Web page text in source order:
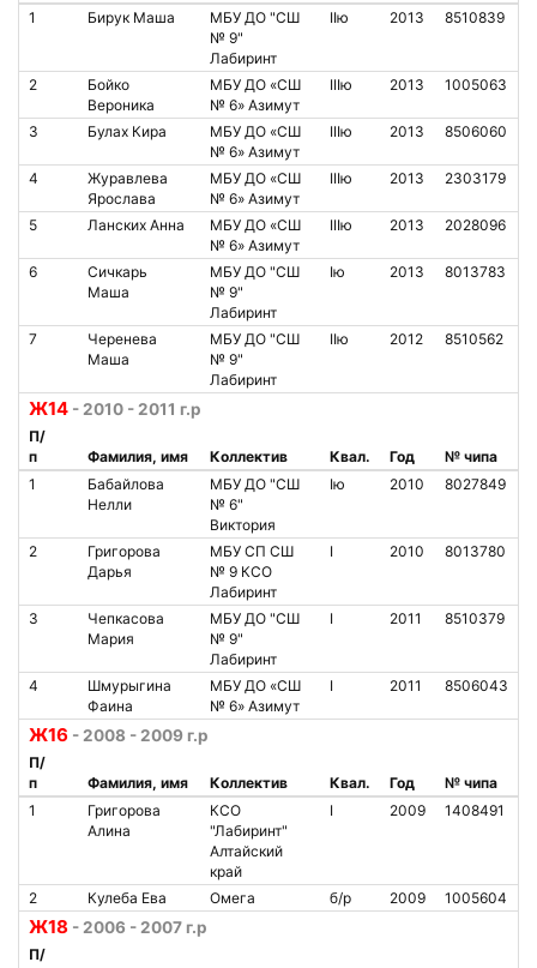
1
Бирук Маша
МБУ ДО "СШ
№ 9"
Лабиринт
IIю 2013 8510839
2
Бойко
Вероника
МБУ ДО «СШ
№ 6» Азимут
IIIю 2013 1005063
3 Булах Кира
МБУ ДО «СШ
№ 6» Азимут
IIIю 2013 8506060
4
Журавлева
Ярослава
МБУ ДО «СШ
№ 6» Азимут
IIIю 2013 2303179
5 Ланских Анна
МБУ ДО «СШ
№ 6» Азимут
IIIю 2013 2028096
6
Сичкарь
Маша
МБУ ДО "СШ
№ 9"
Лабиринт
Iю 2013 8013783
7
Черенева
Маша
МБУ ДО "СШ
№ 9"
Лабиринт
IIю 2012 8510562
Ж14 - 2010 - 2011 г.р
П/
п
Фамилия, имя Коллектив Квал. Год
№ чипа
1
Бабайлова
Нелли
МБУ ДО "СШ
№ 6"
Виктория
Iю 2010 8027849
2
Григорова
Дарья
МБУ СП СШ
№ 9 КСО
Лабиринт
I 2010 8013780
3
Чепкасова
Мария
МБУ ДО "СШ
№ 9"
Лабиринт
I 2011 8510379
4
Шмурыгина
Фаина
МБУ ДО «СШ
№ 6» Азимут
I 2011 8506043
Ж16 - 2008 - 2009 г.р
П/
п
Фамилия, имя Коллектив Квал. Год
№ чипа
1
Григорова
Алина
КСО
"Лабиринт"
Алтайский
край
I 2009 1408491
2 Кулеба Ева Омега б/р 2009 1005604
Ж18 - 2006 - 2007 г.р
П/